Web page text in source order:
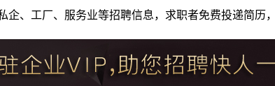
、工厂、服务业等招聘信息，求职者免费投递简历